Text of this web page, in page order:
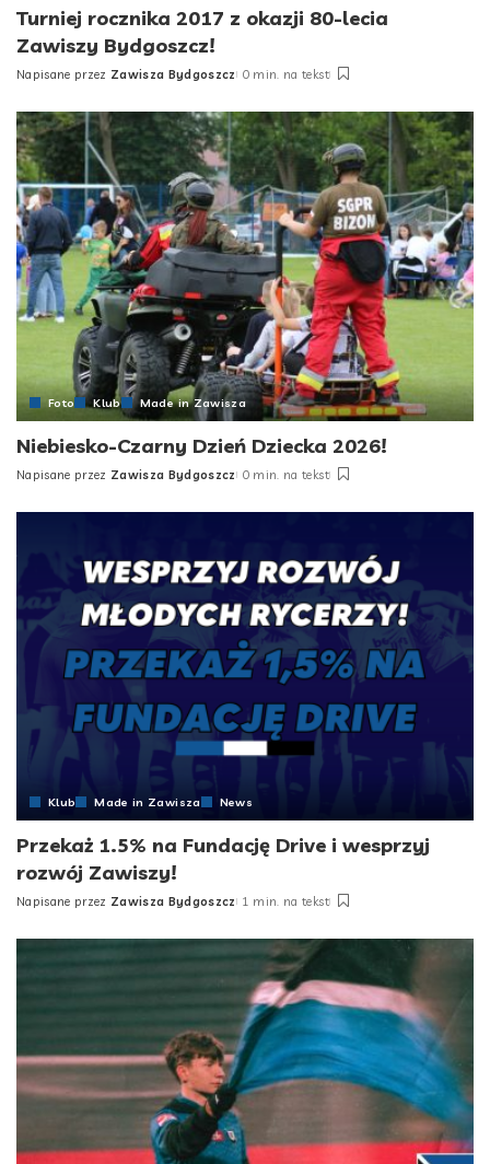
Turniej rocznika 2017 z okazji 80-lecia
Zawiszy Bydgoszcz!
Posted
Napisane przez Zawisza Bydgoszcz 0 min. na tekst
Foto Klub Made in Zawisza
Niebiesko-Czarny Dzień Dziecka 2026!
Posted
Napisane przez Zawisza Bydgoszcz 0 min. na tekst
Klub Made in Zawisza News
Przekaż 1.5% na Fundację Drive i wesprzyj
rozwój Zawiszy!
Posted
Napisane przez Zawisza Bydgoszcz 1 min. na tekst